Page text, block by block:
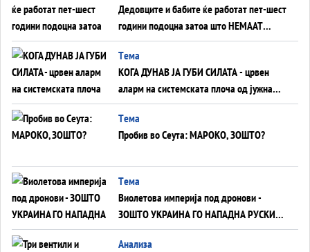
Дедовците и бабите ќе работат пет-шест
години подоцна затоа што НЕМААТ
ВНУЦИ ДА ГИ ЗАМЕНАТ
Tема
КОГА ДУНАВ ЈА ГУБИ СИЛАТА - црвен
аларм на системската плоча од јужна
Германија до Црното Море...
Tема
Пробив во Сеута: МАРОКО, ЗОШТО?
Tема
Виолетова империја под дронови -
ЗОШТО УКРАИНА ГО НАПАДНА РУСКИОТ
WILDBERRIES
Aнализа